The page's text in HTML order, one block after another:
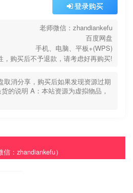
登录购买
老师微信：zhandiankefu
百度网盘
手机、电脑、平板+(WPS)
，购买后不予退款，请考虑好再购买!
消分享，购买后如果发现资源过期
的说明 A：本站资源为虚拟物品，
信：zhandiankefu）